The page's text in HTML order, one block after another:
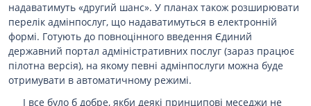
надаватимуть «другий шанс». У планах також розширювати
перелік адмінпослуг, що надаватимуться в електронній
формі. Готують до повноцінного введення Єдиний
державний портал адміністративних послуг (зараз працює
пілотна версія), на якому певні адмінпослуги можна буде
отримувати в автоматичному режимі.
І все було б добре, якби деякі принципові меседжи не